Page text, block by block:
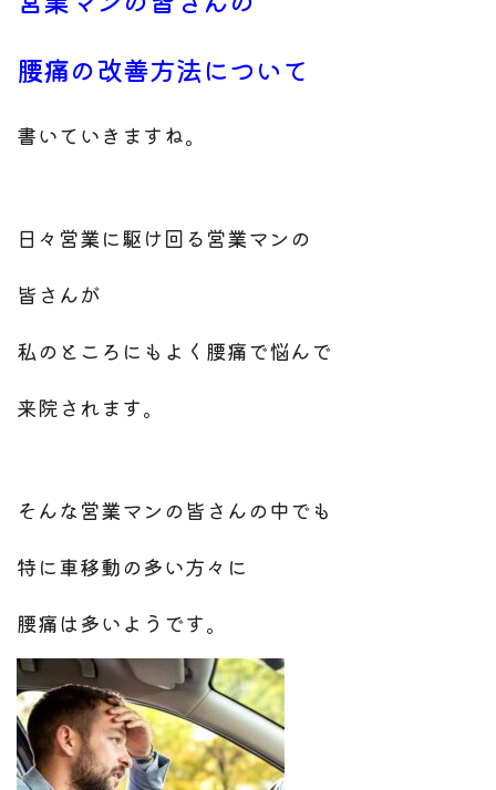
腰痛の改善方法について
書いていきますね。
日々営業に駆け回る営業マンの
皆さんが
私のところにもよく腰痛で悩んで
来院されます。
そんな営業マンの皆さんの中でも
特に車移動の多い方々に
腰痛は多いようです。